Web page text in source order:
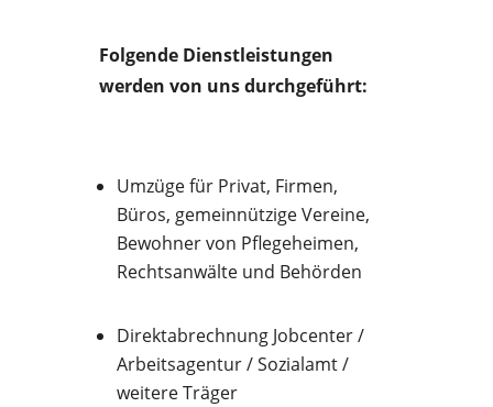
Folgende Dienstleistungen
werden von uns durchgeführt:
Umzüge für Privat, Firmen,
Büros, gemeinnützige Vereine,
Bewohner von Pflegeheimen,
Rechtsanwälte und Behörden
Direktabrechnung Jobcenter /
Arbeitsagentur / Sozialamt /
weitere Träger